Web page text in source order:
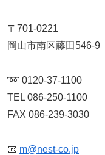
〒701-0221
岡山市南区藤田546-9
➿ 0120-37-1100
TEL 086-250-1100
FAX 086-239-3030
📧 m@nest-co.jp